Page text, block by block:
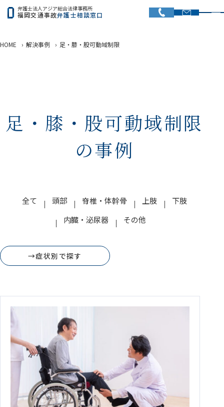
弁護士法人アジア総合法律事務所
福岡交通事故弁護士相談窓口
HOME › 解決事例 › 足・膝・股可動域制限
足・膝・股可動域制限
の事例
全て 頭部 脊椎・体幹骨 上肢
下肢
内臓・泌尿器
その他
→症状別で探す